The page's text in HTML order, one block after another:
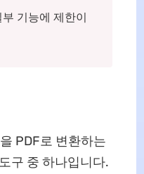
기능에 제한이
PDF로 변환하는
구 중 하나입니다.